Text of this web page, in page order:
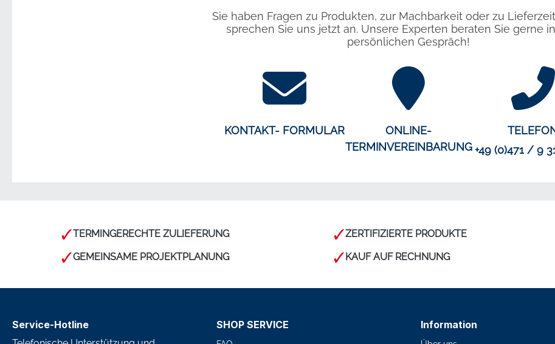
Sie haben Fragen zu Produkten, zur Machbarkeit oder zu
sprechen Sie uns jetzt an. Unsere Experten beraten Sie gerne
persönlichen Gespräch!
KONTAKT- FORMULAR
ONLINE-
TERMINVEREINBARUNG +49 (0)471 / 9
TERMINGERECHTE ZULIEFERUNG ZERTIFIZIERTE PRODUKTE
GEMEINSAME PROJEKTPLANUNG
KAUF AUF RECHNUNG
Service-Hotline SHOP SERVICE Information